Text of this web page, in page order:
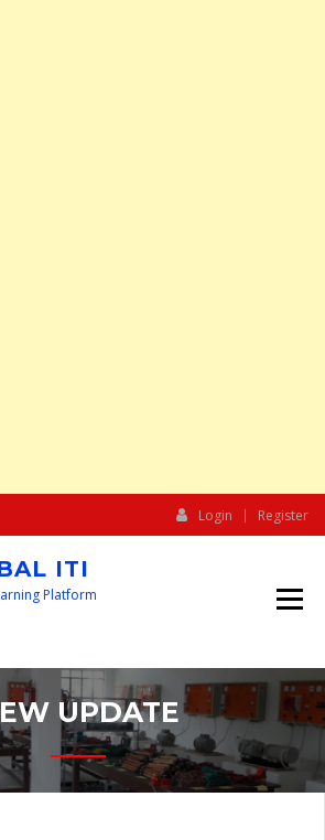
Login Register
ITI
Platform
UPDATE